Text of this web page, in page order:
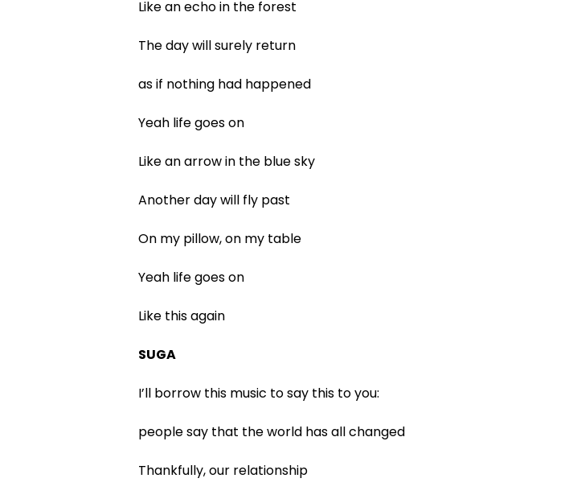
Like an echo in the forest
The day will surely return
as if nothing had happened
Yeah life goes on
Like an arrow in the blue sky
Another day will fly past
On my pillow, on my table
Yeah life goes on
Like this again
SUGA
I’ll borrow this music to say this to you:
people say that the world has all changed
Thankfully, our relationship